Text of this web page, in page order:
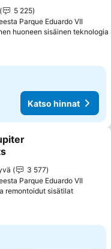
5 225
Parque Eduardo VII
huoneen sisäinen teknologia
Katso hinnat
3 577
Parque Eduardo VII
remontoidut sisätilat